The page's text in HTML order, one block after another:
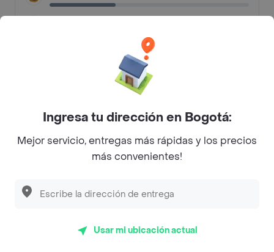
Tal como lo pedí
Preguntas frecuentes
Ingresa tu dirección en Bogotá:
Mejor servicio, entregas más rápidas y los precios
más convenientes!
Usar mi ubicación actual